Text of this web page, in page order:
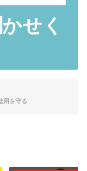
せく
用を守る